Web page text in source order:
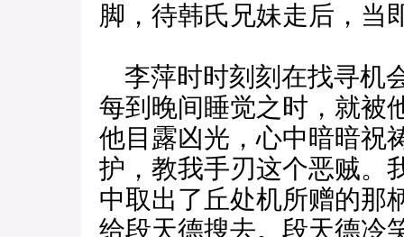
脚，待韩氏兄妹走后，当
李萍时时刻刻在找寻机
每到晚间睡觉之时，就被
他目露凶光，心中暗暗祝
护，教我手刃这个恶贼。
中取出了丘处机所赠的那
给段天德搜去。段天德冷